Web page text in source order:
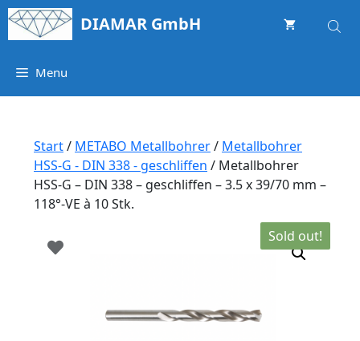
Springe
zum
DIAMAR GmbH
Menu
Start/ METABO Metallbohrer/ Metallbohrer
HSS-G - DIN 338 - geschliffen / Metallbohrer
HSS-G – DIN 338 – geschliffen – 3.5 x 39/70 mm –
118°-VE à 10 Stk.
Sold out!